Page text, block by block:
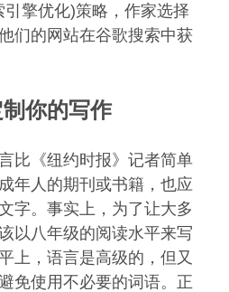
擎优化)策略，作家选择
们的网站在谷歌搜索中获
你的写作
比《纽约时报》记者简单
年人的期刊或书籍，也应
字。事实上，为了让大多
以八年级的阅读水平来写
上，语言是高级的，但又
免使用不必要的词语。正